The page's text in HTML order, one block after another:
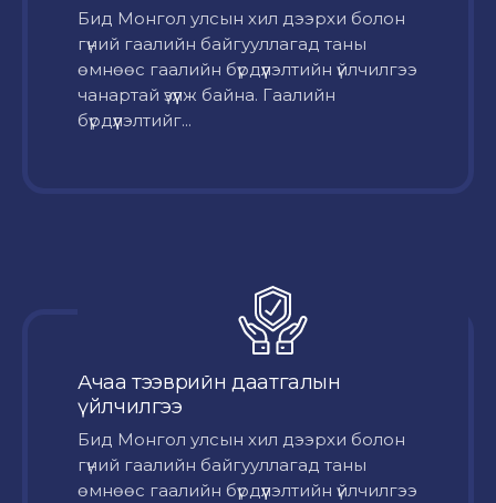
Бид Монгол улсын хил дээрхи болон
гүний гаалийн байгууллагад таны
өмнөөс гаалийн бүрдүүлэлтийн үйлчилгээ
чанартай үзүүлж байна. Гаалийн
бүрдүүлэлтийг...
Ачаа тээврийн даатгалын
үйлчилгээ
Бид Монгол улсын хил дээрхи болон
гүний гаалийн байгууллагад таны
өмнөөс гаалийн бүрдүүлэлтийн үйлчилгээ